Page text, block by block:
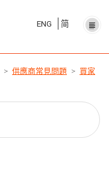
ENG 简
供應商常見問題
買家